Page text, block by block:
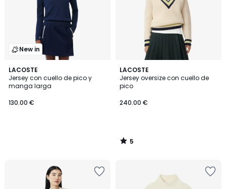
New in
LACOSTE
Jersey con cuello de pico y
manga larga
€.
130.00 €
LACOSTE
Jersey oversize con cuello de
pico
240.00 €
5
/
5
5
/